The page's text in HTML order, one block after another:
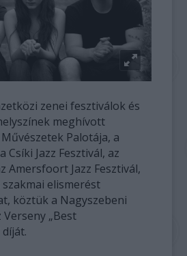
zenei fesztiválok és
meghívott
Palotája, a
Csíki Jazz Fesztivál, az
Amersfoort Jazz Fesztivál,
elismerést
köztük a Nagyszebeni
Verseny „Best